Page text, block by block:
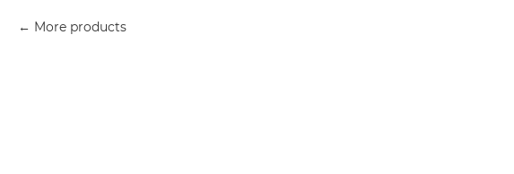
More products